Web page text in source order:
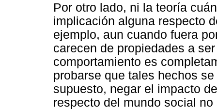
Por otro lado, ni la teoría
implicación alguna respecto
ejemplo, aun cuando fuera
carecen de propiedades a
comportamiento es
probarse que tales hechos
supuesto, negar el impacto
respecto del mundo social